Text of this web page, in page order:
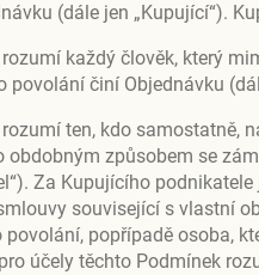
(dále jen „Kupující“).
každý člověk, který
činí Objednávku
ten, kdo samostatně,
způsobem se
Za Kupujícího
související s vlastní
popřípadě osoba,
účely těchto Podmínek